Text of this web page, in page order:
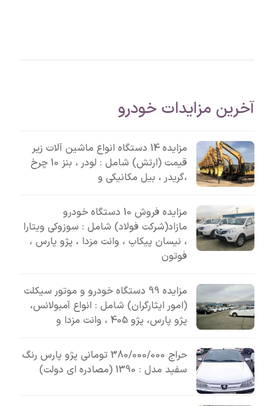
آخرین مزایدات خودرو
مزایده 14 دستگاه انواع ماشین آلات زیر
قیمت (ارتش) شامل : لودر ، بنز 10 چرخ
،گریدر ، بیل مکانیکی و
مزایده فروش 10 دستگاه خودرو
مازاد(شرکت فولاد) شامل : سوزوکی ویتارا
، نیسان پیکاپ ، وانت مزدا ، پژو پارس ،
فوتون
مزایده 99 دستگاه خودرو و موتور سیکلت
(امور ایثارگران) شامل : انواع آمبولانس،
پژو پارس، پژو 405 ، وانت مزدا و
حراج 380/000/000 تومانی پژو پارس رنگ
سفید مدل : 1390 (مصادره ای دولت)